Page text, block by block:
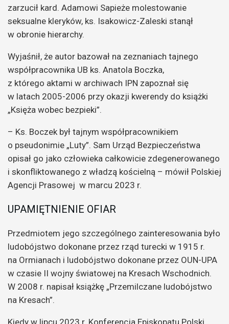
zarzucił kard. Adamowi Sapieże molestowanie
seksualne kleryków, ks. Isakowicz-Zaleski stanął
w obronie hierarchy.
Wyjaśnił, że autor bazował na zeznaniach tajnego
współpracownika UB ks. Anatola Boczka,
z którego aktami w archiwach IPN zapoznał się
w latach 2005-2006 przy okazji kwerendy do książki
„Księża wobec bezpieki”.
– Ks. Boczek był tajnym współpracownikiem
o pseudonimie „Luty”. Sam Urząd Bezpieczeństwa
opisał go jako człowieka całkowicie zdegenerowanego
i skonfliktowanego z władzą kościelną – mówił Polskiej
Agencji Prasowej w marcu 2023 r.
UPAMIĘTNIENIE OFIAR
Przedmiotem jego szczególnego zainteresowania było
ludobójstwo dokonane przez rząd turecki w 1915 r.
na Ormianach i ludobójstwo dokonane przez OUN-UPA
w czasie II wojny światowej na Kresach Wschodnich.
W 2008 r. napisał książkę „Przemilczane ludobójstwo
na Kresach”.
Kiedy w lipcu 2023 r. Konferencja Episkopatu Polski